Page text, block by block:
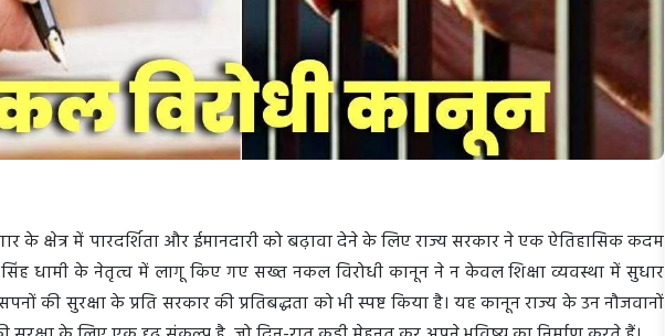
के क्षेत्र में पारदर्शिता और ईमानदारी को बढ़ावा देने के लिए राज्य सरकार ने एक ऐतिहासिक कदम
सिंह धामी के नेतृत्व में लागू किए गए सख्त नकल विरोधी कानून ने न केवल शिक्षा व्यवस्था में सुधार
की सुरक्षा के प्रति सरकार की प्रतिबद्धता को भी स्पष्ट किया है। यह कानून राज्य के उन नौजवानों